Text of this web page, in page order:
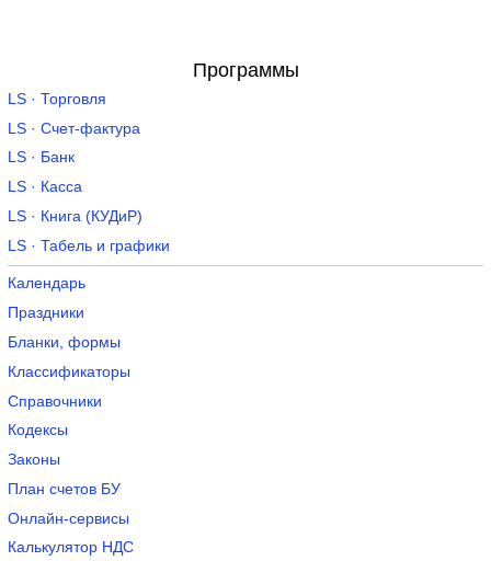
Программы
LS · Торговля
LS · Счет-фактура
LS · Банк
LS · Касса
LS · Книга (КУДиР)
LS · Табель и графики
Календарь
Праздники
Бланки, формы
Классификаторы
Справочники
Кодексы
Законы
План счетов БУ
Онлайн-сервисы
Калькулятор НДС